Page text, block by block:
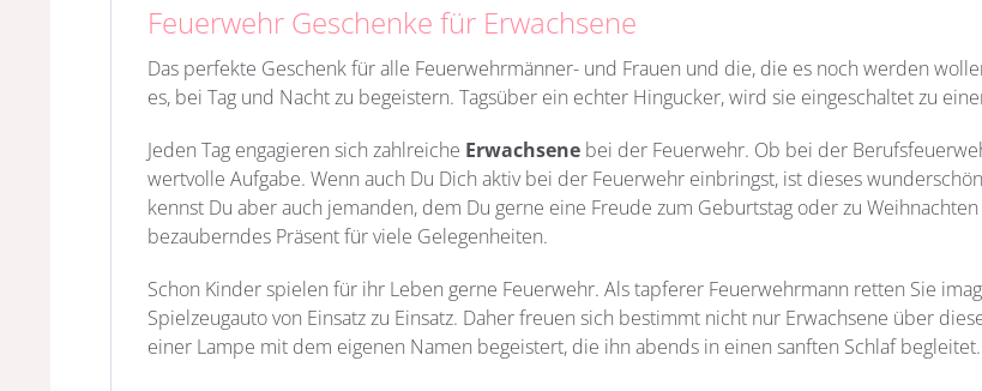
Feuerwehr Geschenke für Erwachsene
Das perfekte Geschenk für alle Feuerwehrmänner- und Frauen und die, die es noch werden
es, bei Tag und Nacht zu begeistern. Tagsüber ein echter Hingucker, wird sie eingeschaltet zu
Jeden Tag engagieren sich zahlreiche Erwachsene bei der Feuerwehr. Ob bei der
wertvolle Aufgabe. Wenn auch Du Dich aktiv bei der Feuerwehr einbringst, ist dieses
kennst Du aber auch jemanden, dem Du gerne eine Freude zum Geburtstag oder zu
bezauberndes Präsent für viele Gelegenheiten.
Schon Kinder spielen für ihr Leben gerne Feuerwehr. Als tapferer Feuerwehrmann retten Sie
Spielzeugauto von Einsatz zu Einsatz. Daher freuen sich bestimmt nicht nur Erwachsene über
einer Lampe mit dem eigenen Namen begeistert, die ihn abends in einen sanften Schlaf begleitet.